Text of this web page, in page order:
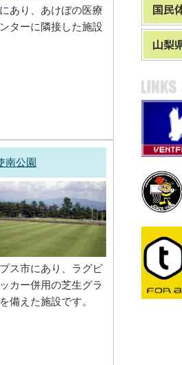
あり、あけぼの医療
ターに隣接した施設
南公園
ス市にあり、ラグビ
カー併用の芝生グラ
備えた施設です。